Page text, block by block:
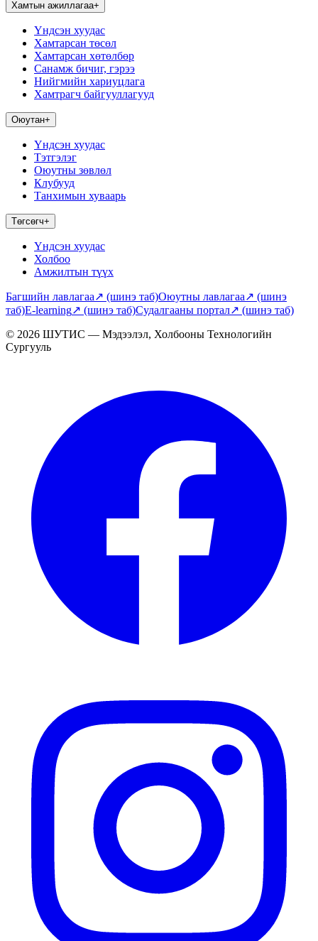
Хамтын ажиллагаа+
Үндсэн хуудас
Хамтарсан төсөл
Хамтарсан хөтөлбөр
Санамж бичиг, гэрээ
Нийгмийн хариуцлага
Хамтрагч байгууллагууд
Оюутан+
Үндсэн хуудас
Тэтгэлэг
Оюутны зөвлөл
Клубууд
Танхимын хуваарь
Төгсөгч+
Үндсэн хуудас
Холбоо
Амжилтын түүх
Багшийн лавлагаа↗ (шинэ таб)Оюутны лавлагаа↗ (шинэ
таб)E-learning↗ (шинэ таб)Судалгааны портал↗ (шинэ таб)
© 2026 ШУТИС — Мэдээлэл, Холбооны Технологийн
Сургууль